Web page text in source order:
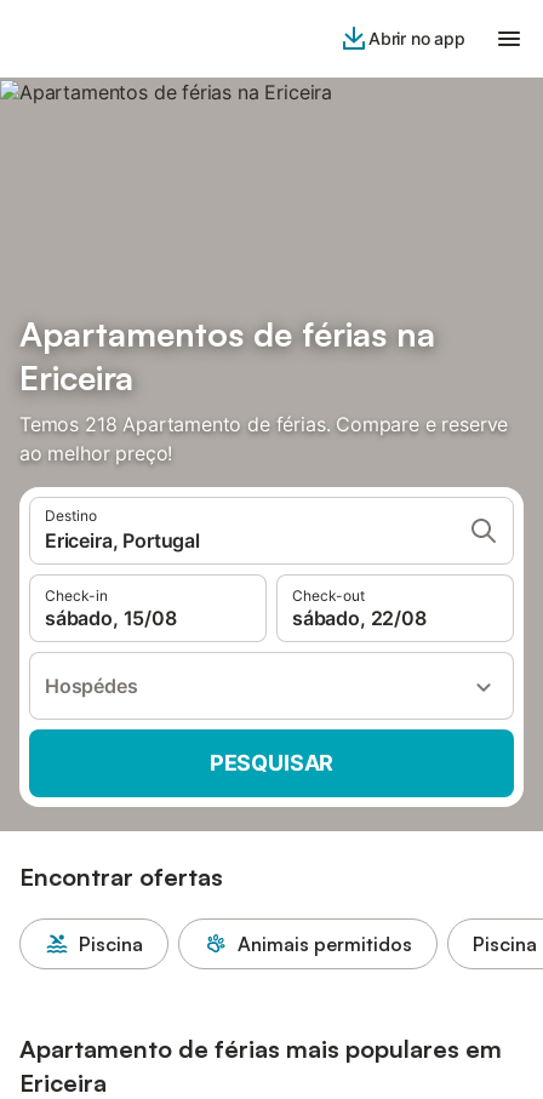
Abrir no app
Apartamentos de férias na
Ericeira
Temos 218 Apartamento de férias. Compare e reserve
ao melhor preço!
Destino
Ericeira, Portugal
Check-in
sábado, 15/08
Check-out
sábado, 22/08
Hospédes
PESQUISAR
Encontrar ofertas
Piscina Animais permitidos
Apartamento de férias mais populares em
Ericeira